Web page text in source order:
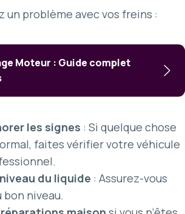
un problème avec vos freins :
Moteur : Guide complet
les signes : Si quelque chose
faites vérifier votre véhicule
du liquide : Assurez-vous
bon niveau.